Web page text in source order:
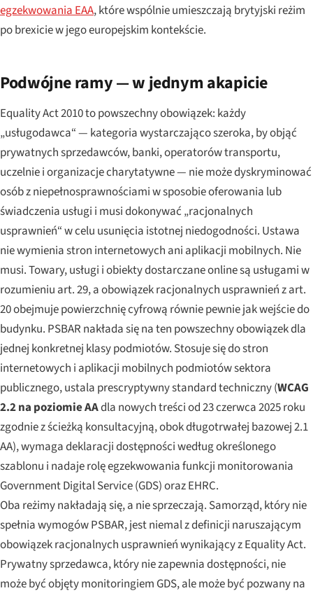
egzekwowania EAA, które wspólnie umieszczają brytyjski reżim
po brexicie w jego europejskim kontekście.
Podwójne ramy — w jednym akapicie
Equality Act 2010 to powszechny obowiązek: każdy
„usługodawca“ — kategoria wystarczająco szeroka, by objąć
prywatnych sprzedawców, banki, operatorów transportu,
uczelnie i organizacje charytatywne — nie może dyskryminować
osób z niepełnosprawnościami w sposobie oferowania lub
świadczenia usługi i musi dokonywać „racjonalnych
usprawnień“ w celu usunięcia istotnej niedogodności. Ustawa
nie wymienia stron internetowych ani aplikacji mobilnych. Nie
musi. Towary, usługi i obiekty dostarczane online są usługami w
rozumieniu art. 29, a obowiązek racjonalnych usprawnień z art.
20 obejmuje powierzchnię cyfrową równie pewnie jak wejście do
budynku. PSBAR nakłada się na ten powszechny obowiązek dla
jednej konkretnej klasy podmiotów. Stosuje się do stron
internetowych i aplikacji mobilnych podmiotów sektora
publicznego, ustala prescryptywny standard techniczny (WCAG
2.2 na poziomie AAdla nowych treści od 23 czerwca 2025 roku
zgodnie z ścieżką konsultacyjną, obok długotrwałej bazowej 2.1
AA), wymaga deklaracji dostępności według określonego
szablonu i nadaje rolę egzekwowania funkcji monitorowania
Government Digital Service (GDS) oraz EHRC.
Oba reżimy nakładają się, a nie sprzeczają. Samorząd, który nie
spełnia wymogów PSBAR, jest niemal z definicji naruszającym
obowiązek racjonalnych usprawnień wynikający z Equality Act.
Prywatny sprzedawca, który nie zapewnia dostępności, nie
może być objęty monitoringiem GDS, ale może być pozwany na